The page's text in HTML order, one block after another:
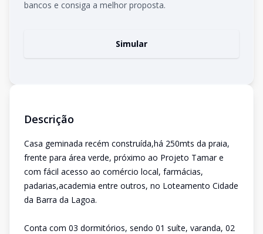
bancos e consiga a melhor proposta.
Simular
Descrição
Casa geminada recém construída,há 250mts da praia,
frente para área verde, próximo ao Projeto Tamar e
com fácil acesso ao comércio local, farmácias,
padarias,academia entre outros, no Loteamento Cidade
da Barra da Lagoa.
Conta com 03 dormitórios, sendo 01 suíte, varanda, 02